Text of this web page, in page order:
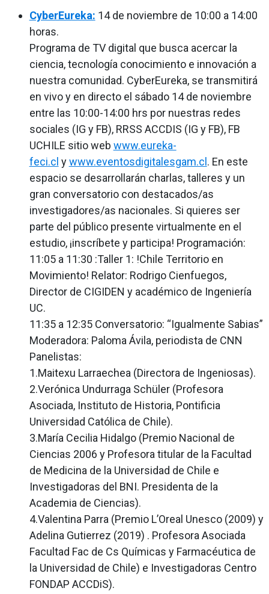
CyberEureka: 14 de noviembre de 10:00 a 14:00
horas.
Programa de TV digital que busca acercar la
ciencia, tecnología conocimiento e innovación a
nuestra comunidad. CyberEureka, se transmitirá
en vivo y en directo el sábado 14 de noviembre
entre las 10:00-14:00 hrs por nuestras redes
sociales (IG y FB), RRSS ACCDIS (IG y FB), FB
UCHILE sitio web www.eureka-
feci.cl ywww.eventosdigitalesgam.cl . En este
espacio se desarrollarán charlas, talleres y un
gran conversatorio con destacados/as
investigadores/as nacionales. Si quieres ser
parte del público presente virtualmente en el
estudio, ¡inscríbete y participa! Programación:
11:05 a 11:30 :Taller 1: !Chile Territorio en
Movimiento! Relator: Rodrigo Cienfuegos,
Director de CIGIDEN y académico de Ingeniería
UC.
11:35 a 12:35 Conversatorio: “Igualmente Sabias”
Moderadora: Paloma Ávila, periodista de CNN
Panelistas:
1.Maitexu Larraechea (Directora de Ingeniosas).
2.Verónica Undurraga Schüler (Profesora
Asociada, Instituto de Historia, Pontificia
Universidad Católica de Chile).
3.María Cecilia Hidalgo (Premio Nacional de
Ciencias 2006 y Profesora titular de la Facultad
de Medicina de la Universidad de Chile e
Investigadoras del BNI. Presidenta de la
Academia de Ciencias).
4.Valentina Parra (Premio L’Oreal Unesco (2009) y
Adelina Gutierrez (2019) . Profesora Asociada
Facultad Fac de Cs Químicas y Farmacéutica de
la Universidad de Chile) e Investigadoras Centro
FONDAP ACCDiS).